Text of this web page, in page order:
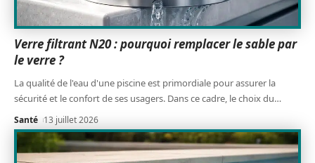
Verre filtrant N20 : pourquoi remplacer le sable par
le verre ?
La qualité de l'eau d'une piscine est primordiale pour assurer la
sécurité et le confort de ses usagers. Dans ce cadre, le choix du…
Santé 13 juillet 2026